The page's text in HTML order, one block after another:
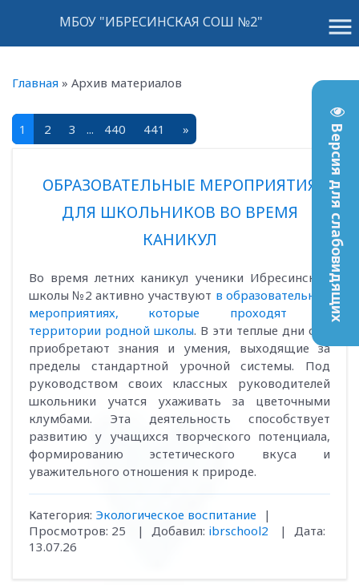
Версия для слабовидящих
menu
МБОУ "ИБРЕСИНСКАЯ СОШ №2"
Главная » Архив материалов
1 2 3 ... 440 441 »
ОБРАЗОВАТЕЛЬНЫЕ МЕРОПРИЯТИЯ
ДЛЯ ШКОЛЬНИКОВ ВО ВРЕМЯ
КАНИКУЛ
Во время летних каникул ученики Ибресинской
школы №2 активно участвуют в образовательных
мероприятиях, которые проходят на
территории родной школы. В эти теплые дни они
приобретают знания и умения, выходящие за
пределы стандартной урочной системы. Под
руководством своих классных руководителей
школьники учатся ухаживать за цветочными
клумбами. Эта деятельность способствует
развитию у учащихся творческого потенциала,
формированию эстетического вкуса и
уважительного отношения к природе.
Категория: Экологическое воспитание
|
Просмотров: 25 | Добавил: ibrschool2 |
Дата:
13.07.26